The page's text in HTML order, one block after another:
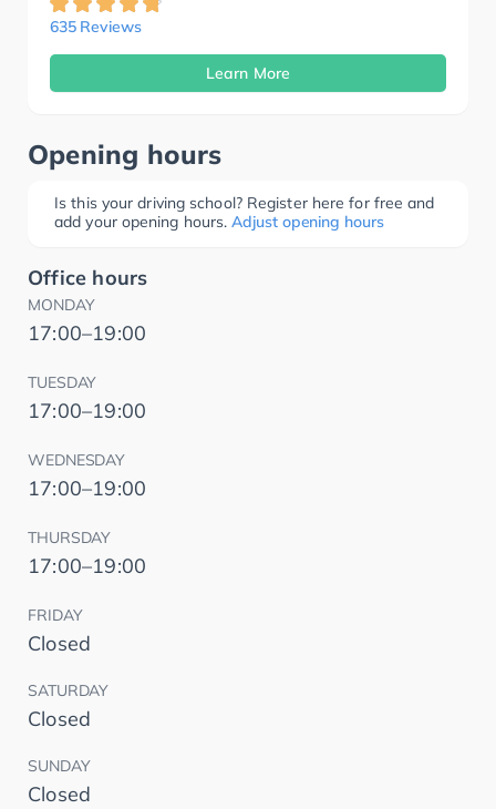
635 Reviews
Learn More
Opening hours
Is this your driving school? Register here for free and
add your opening hours. Adjust opening hours
Office hours
MONDAY
17:00–19:00
TUESDAY
17:00–19:00
WEDNESDAY
17:00–19:00
THURSDAY
17:00–19:00
FRIDAY
Closed
SATURDAY
Closed
SUNDAY
Closed